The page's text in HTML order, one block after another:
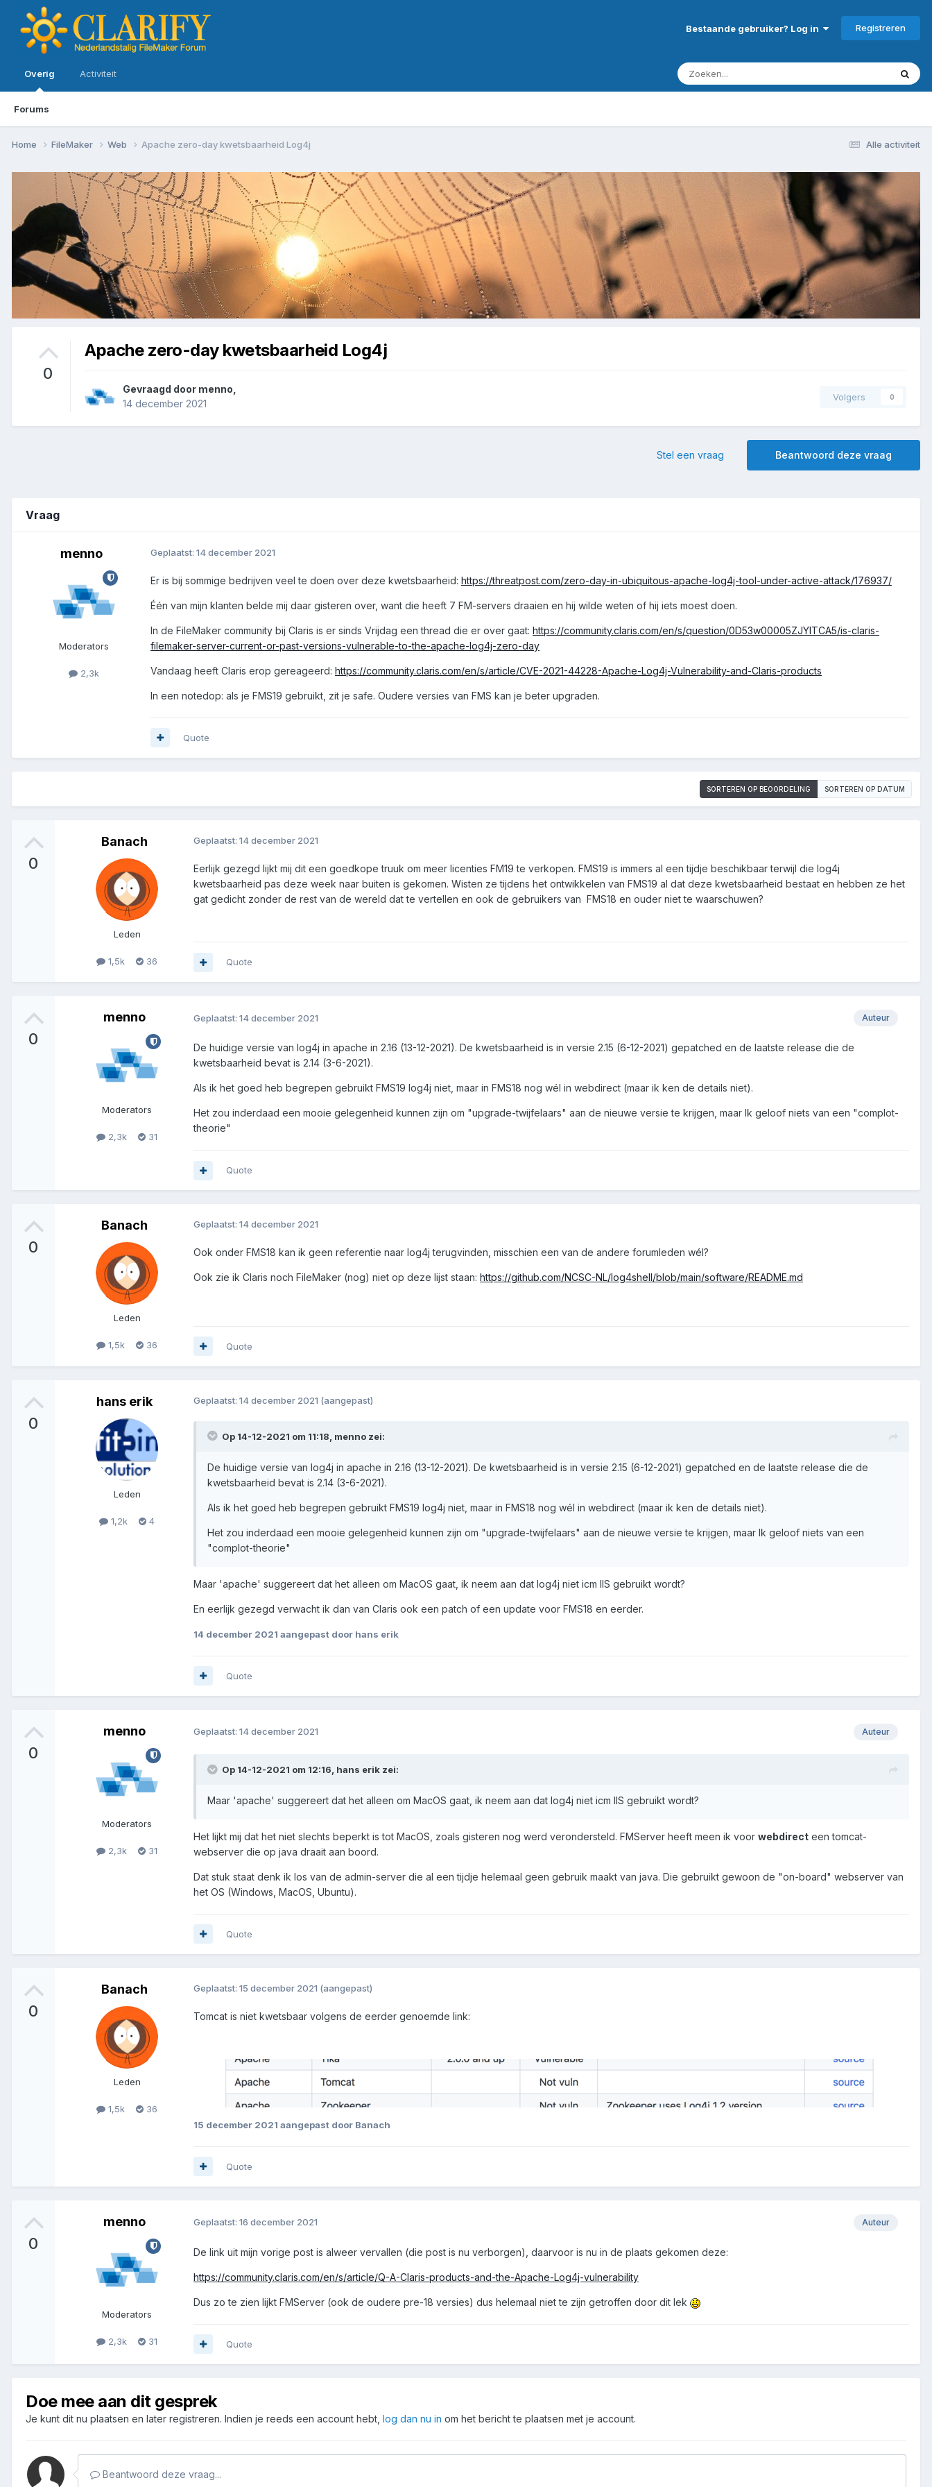
Bestaande gebruiker? Log in Registreren
Overig
Forums
Activiteit
Alle activiteit
Home FileMaker Web Apache zero-day kwetsbaarheid Log4j
0
Apache zero-day kwetsbaarheid Log4j
Gevraagd door menno
14 december 2021
Volgers 0
Beantwoord deze vraag
Stel een vraag
Vraag
menno
Moderators
2,3k
Geplaatst: 14 december 2021
Er is bij sommige bedrijven veel te doen over deze kwetsbaarheid: https://threatpost.com/zero-day-in-ubiquitous-apache-log4j-tool-under-active-attack/176937/
Één van mijn klanten belde mij daar gisteren over, want die heeft 7 FM-servers draaien en hij wilde weten of hij iets moest doen.
In de FileMaker community bij Claris is er sinds Vrijdag een thread die er over gaat: https://community.claris.com/en/s/question/0D53w00005ZJYITCA5/is-claris-
filemaker-server-current-or-past-versions-vulnerable-to-the-apache-log4j-zero-day
Vandaag heeft Claris erop gereageerd: https://community.claris.com/en/s/article/CVE-2021-44228-Apache-Log4j-Vulnerability-and-Claris-products
In een notedop: als je FMS19 gebruikt, zit je safe. Oudere versies van FMS kan je beter upgraden.
Quote
SORTEREN OP BEOORDELING SORTEREN OP DATUM
0
Banach
Leden
1,5k 36
Geplaatst: 14 december 2021
Eerlijk gezegd lijkt mij dit een goedkope truuk om meer licenties FM19 te verkopen. FMS19 is immers al een tijdje beschikbaar terwijl die log4j
kwetsbaarheid pas deze week naar buiten is gekomen. Wisten ze tijdens het ontwikkelen van FMS19 al dat deze kwetsbaarheid bestaat en hebben ze het
gat gedicht zonder de rest van de wereld dat te vertellen en ook de gebruikers van FMS18 en ouder niet te waarschuwen?
Quote
0
menno
Moderators
2,3k 31
Auteur
Geplaatst: 14 december 2021
De huidige versie van log4j in apache in 2.16 (13-12-2021). De kwetsbaarheid is in versie 2.15 (6-12-2021) gepatched en de laatste release die de
kwetsbaarheid bevat is 2.14 (3-6-2021).
Als ik het goed heb begrepen gebruikt FMS19 log4j niet, maar in FMS18 nog wél in webdirect (maar ik ken de details niet).
Het zou inderdaad een mooie gelegenheid kunnen zijn om "upgrade-twijfelaars" aan de nieuwe versie te krijgen, maar Ik geloof niets van een "complot-
theorie"
Quote
0
Banach
Leden
1,5k 36
Geplaatst: 14 december 2021
Ook onder FMS18 kan ik geen referentie naar log4j terugvinden, misschien een van de andere forumleden wél?
Ook zie ik Claris noch FileMaker (nog) niet op deze lijst staan: https://github.com/NCSC-NL/log4shell/blob/main/software/README.md
Quote
0
hans erik
Leden
1,2k 4
Geplaatst: 14 december 2021 (aangepast)
Op 14-12-2021 om 11:18, menno zei:
De huidige versie van log4j in apache in 2.16 (13-12-2021). De kwetsbaarheid is in versie 2.15 (6-12-2021) gepatched en de laatste release die de
kwetsbaarheid bevat is 2.14 (3-6-2021).
Als ik het goed heb begrepen gebruikt FMS19 log4j niet, maar in FMS18 nog wél in webdirect (maar ik ken de details niet).
Het zou inderdaad een mooie gelegenheid kunnen zijn om "upgrade-twijfelaars" aan de nieuwe versie te krijgen, maar Ik geloof niets van een
"complot-theorie"
Maar 'apache' suggereert dat het alleen om MacOS gaat, ik neem aan dat log4j niet icm IIS gebruikt wordt?
En eerlijk gezegd verwacht ik dan van Claris ook een patch of een update voor FMS18 en eerder.
14 december 2021 aangepast door hans erik
Quote
0
menno
Moderators
2,3k 31
Auteur
Geplaatst: 14 december 2021
Op 14-12-2021 om 12:16, hans erik zei:
Maar 'apache' suggereert dat het alleen om MacOS gaat, ik neem aan dat log4j niet icm IIS gebruikt wordt?
Het lijkt mij dat het niet slechts beperkt is tot MacOS, zoals gisteren nog werd verondersteld. FMServer heeft meen ik voor webdirect een tomcat-
webserver die op java draait aan boord.
Dat stuk staat denk ik los van de admin-server die al een tijdje helemaal geen gebruik maakt van java. Die gebruikt gewoon de "on-board" webserver van
het OS (Windows, MacOS, Ubuntu).
Quote
0
Banach
Leden
1,5k 36
Geplaatst: 15 december 2021 (aangepast)
Tomcat is niet kwetsbaar volgens de eerder genoemde link:
15 december 2021 aangepast door Banach
Quote
0
menno
Moderators
2,3k 31
Auteur
Geplaatst: 16 december 2021
De link uit mijn vorige post is alweer vervallen (die post is nu verborgen), daarvoor is nu in de plaats gekomen deze:
https://community.claris.com/en/s/article/Q-A-Claris-products-and-the-Apache-Log4j-vulnerability
Dus zo te zien lijkt FMServer (ook de oudere pre-18 versies) dus helemaal niet te zijn getroffen door dit lek
Quote
Doe mee aan dit gesprek
Je kunt dit nu plaatsen en later registreren. Indien je reeds een account hebt, log dan nu in om het bericht te plaatsen met je account.
Beantwoord deze vraag...